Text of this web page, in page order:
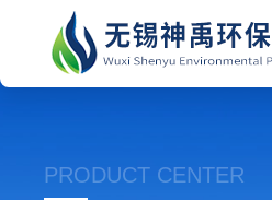
PRODUCT CENTER